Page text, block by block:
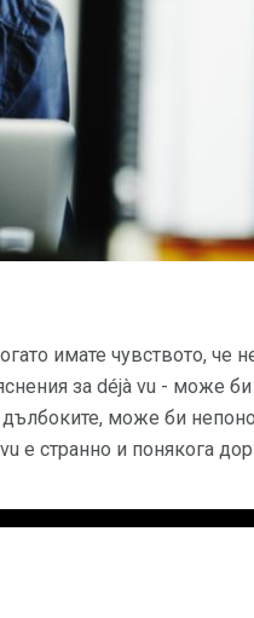
имате чувството, че
за déjà vu - може
може би
е странно и понякога